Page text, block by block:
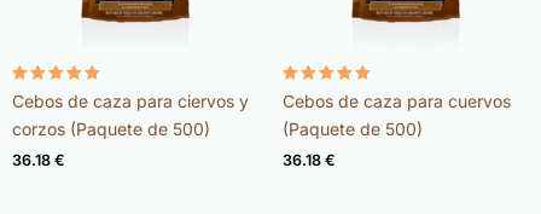
Valorado
con
4.98
de 5
Cebos de caza para ciervos y
corzos (Paquete de 500)
36.18 €
Valorado
con
4.96
de 5
Cebos de caza para cuervos
(Paquete de 500)
36.18 €